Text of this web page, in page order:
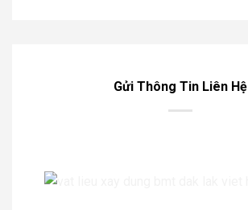
Gửi Thông Tin Liên Hệ